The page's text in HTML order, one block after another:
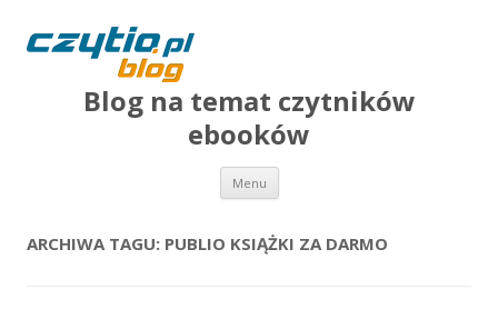
Blog na temat czytników
ebooków
Menu Przejdź do treści
ARCHIWA TAGU: PUBLIO KSIĄŻKI ZA DARMO